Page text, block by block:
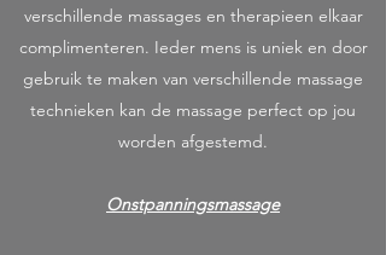
verschillende massages en therapieen elkaar
complimenteren. Ieder mens is uniek en door
gebruik te maken van verschillende massage
technieken kan de massage perfect op jou
worden afgestemd.
Onstpanningsmassage